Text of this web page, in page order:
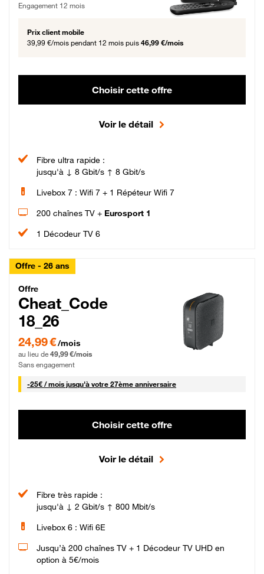
Engagement 12 mois
Prix client mobile
39,99 €/mois pendant 12 mois puis 46,99 €/mois
Choisir cette offre
Voir le détail
Fibre ultra rapide :
jusqu'à ↓ 8 Gbit/s ↑ 8 Gbit/s
Livebox 7 : Wifi 7 + 1 Répéteur Wifi 7
200 chaînes TV + Eurosport 1
1 Décodeur TV 6
Offre - 26 ans
Cheat_Code Fibre_18_26
Offre
Cheat_Code
18_26
24,99 € par mois pendant 0 mois puis 49,99 € par mois, Sans engagement
24,99 €/mois
au lieu de 49,99 €/mois
Sans engagement
-25€ / mois25 € par mois
jusqu'à votre 27ème anniversaire
Choisir cette offre
Voir le détail
Fibre très rapide :
jusqu'à ↓ 2 Gbit/s ↑ 800 Mbit/s
Livebox 6 : Wifi 6E
Jusqu’à 200 chaînes TV + 1 Décodeur TV UHD en
option à 5€/mois